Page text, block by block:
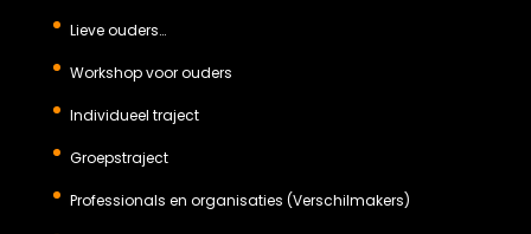
Lieve ouders…
Workshop voor ouders
Individueel traject
Groepstraject
Professionals en organisaties (Verschilmakers)